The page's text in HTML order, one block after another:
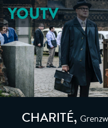
YOUTV
CHARITÉ,